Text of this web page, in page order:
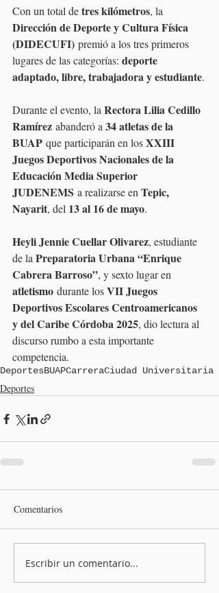
Con un total de tres kilómetros, la
Dirección de Deporte y Cultura Física
(DIDECUFI) premió a los tres primeros
lugares de las categorías: deporte
adaptado, libre, trabajadora y estudiante.
Durante el evento, la Rectora Lilia Cedillo
Ramírez abanderó a 34 atletas de la
BUAP que participarán en los XXIII
Juegos Deportivos Nacionales de la
Educación Media Superior
JUDENEMS a realizarse en Tepic,
Nayarit, del 13 al 16 de mayo.
Heyli Jennie Cuellar Olivarez, estudiante
de la Preparatoria Urbana “Enrique
Cabrera Barroso”, y sexto lugar en
atletismo durante los VII Juegos
Deportivos Escolares Centroamericanos
y del Caribe Córdoba 2025, dio lectura al
discurso rumbo a esta importante
competencia.
DeportesBUAPCarreraCiudad Universitaria
Deportes
Comentarios
Escribir un comentario...